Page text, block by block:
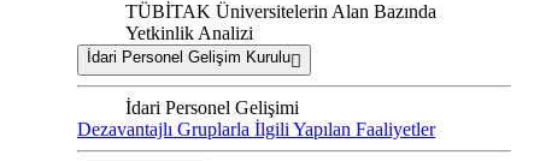
TÜBİTAK Üniversitelerin Alan Bazında
Yetkinlik Analizi
İdari Personel Gelişim Kurulu
İdari Personel Gelişimi
Dezavantajlı Gruplarla İlgili Yapılan Faaliyetler